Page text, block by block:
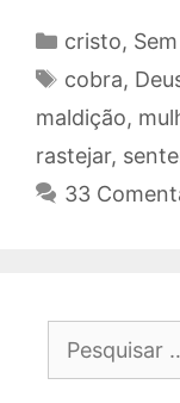
Categorias
cristo,
Tags
cobra,
maldição,
rastejar,
33
por: